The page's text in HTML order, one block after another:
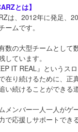
とは】
は、2012年に発足、
ームです。
数の大型チームとして
しています。
IT REAL』というス
在り続けるために、正
い続けることができる
メンバー一人一人がゲ
で応援しサポートでき